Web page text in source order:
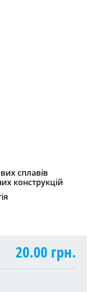
сплавів
конструкцій
20.00 грн.